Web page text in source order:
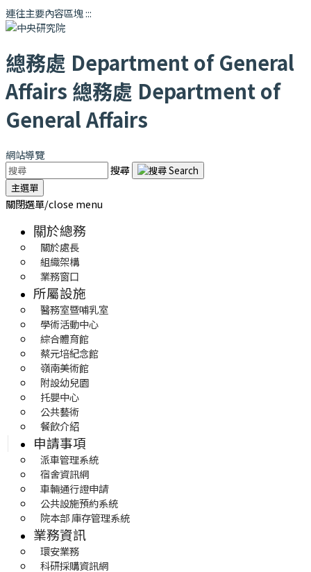
連往主要內容區塊:::
總務處 Department of General
Affairs 總務處 Department of
General Affairs
網站導覽
搜尋
主選單
關閉選單/close menu
關於總務
關於處長
組織架構
業務窗口
所屬設施
醫務室暨哺乳室
學術活動中心
綜合體育館
蔡元培紀念館
嶺南美術館
附設幼兒園
托嬰中心
公共藝術
餐飲介紹
申請事項
派車管理系統
宿舍資訊網
車輛通行證申請
公共設施預約系統
院本部 庫存管理系統
業務資訊
環安業務
科研採購資訊網